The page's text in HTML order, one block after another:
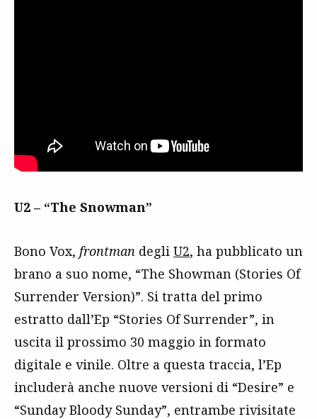
U2 – “The Snowman”
Bono Vox, frontman degli U2, ha pubblicato un
brano a suo nome, “The Showman (Stories Of
Surrender Version)”. Si tratta del primo
estratto dall’Ep “Stories Of Surrender”, in
uscita il prossimo 30 maggio in formato
digitale e vinile. Oltre a questa traccia, l’Ep
includerà anche nuove versioni di “Desire” e
“Sunday Bloody Sunday”, entrambe rivisitate